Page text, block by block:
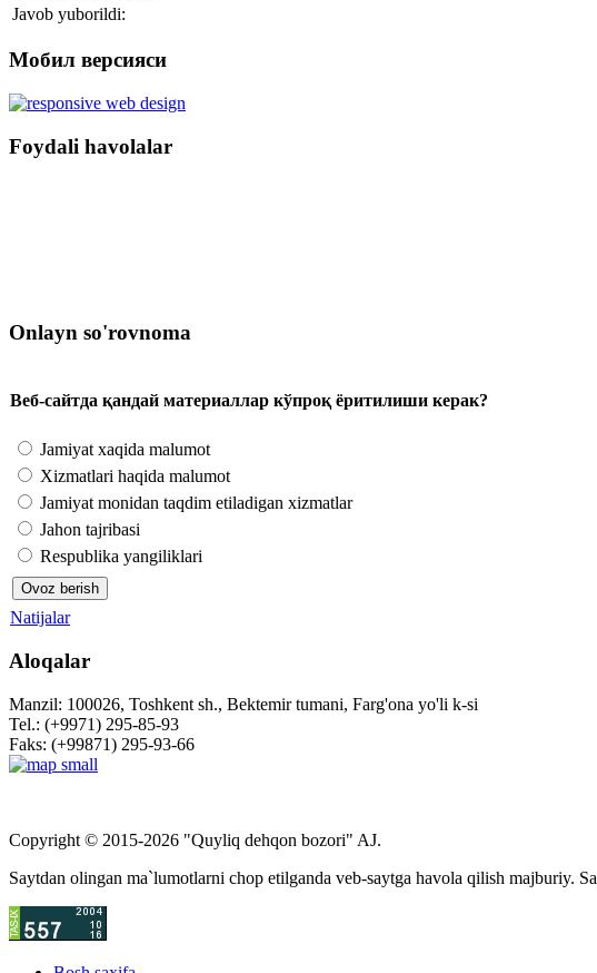
Javob yuborildi:
Мобил версияси
Foydali havolalar
Onlayn so'rovnoma
Веб-сайтда қандай материаллар кўпроқ ёритилиши керак?
Jamiyat xaqida malumot
Xizmatlari haqida malumot
Jamiyat monidan taqdim etiladigan xizmatlar
Jahon tajribasi
Respublika yangiliklari
Natijalar
Aloqalar
Manzil: 100026, Toshkent sh., Bektemir tumani, Farg'ona yo'li k-si
Tel.: (+9971) 295-85-93
Faks: (+99871) 295-93-66
Copyright © 2015-2026 "Quyliq dehqon bozori" AJ.
Saytdan olingan ma`lumotlarni chop etilganda veb-saytga havola qilish majburiy.